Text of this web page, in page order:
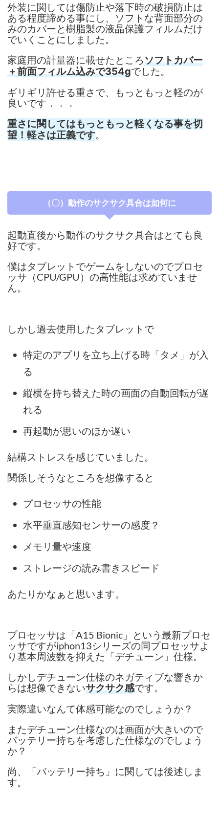
外装に関しては傷防止や落下時の破損防止は
ある程度諦める事にし、ソフトな背面部分の
みのカバーと樹脂製の液晶保護フィルムだけ
でいくことにしました。
家庭用の計量器に載せたところソフトカバー
＋前面フィルム込みで354gでした。
ギリギリ許せる重さで、もっともっと軽のが
良いです．．．
重さに関してはもっともっと軽くなる事を切
望！ 軽さは正義です
（〇）動作のサクサク具合は如何に
起動直後から動作のサクサク具合はとても良
好です。
僕はタブレットでゲームをしないのでプロセ
ッサ（CPU/GPU）の高性能は求めていませ
ん。
しかし過去使用したタブレットで
特定のアプリを立ち上げる時「タメ」が入
る
縦横を持ち替えた時の画面の自動回転が遅
れる
再起動が思いのほか遅い
結構ストレスを感じていました。
関係しそうなところを想像すると
プロセッサの性能
水平垂直感知センサーの感度？
メモリ量や速度
ストレージの読み書きスピード
あたりかなぁと思います。
プロセッサは「A15 Bionic」という最新プロセ
ッサですがiphon13シリーズの同プロセッサよ
り基本周波数を抑えた「デチューン」仕様。
しかしデチューン仕様のネガティブな響きか
らは想像できないサクサク感です。
実際違いなんて体感可能なのでしょうか？
またデチューン仕様なのは画面が大きいので
バッテリー持ちを考慮した仕様なのでしょう
か？
尚、「バッテリー持ち」に関しては後述しま
す。